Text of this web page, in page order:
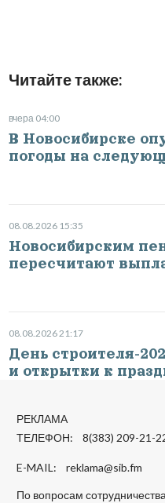
Читайте также:
вчера 04:00
В Новосибирске
погоды на
08.08.2026 15:35
Новосибирским
пересчитают
08.08.2026 21:17
День строителя-
и открытки к
РЕКЛАМА
ТЕЛЕФОН: 8(383) 209-21-
E-MAIL: reklama@sib.fm
По вопросам